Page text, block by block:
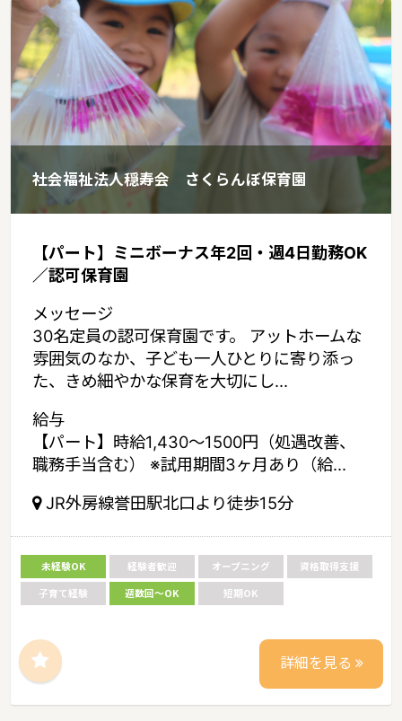
社会福祉法人穏寿会 さくらんぼ保育園
【パート】ミニボーナス年2回・週4日勤務OK
／認可保育園
メッセージ
30名定員の認可保育園です。 アットホームな
雰囲気のなか、子ども一人ひとりに寄り添っ
た、きめ細やかな保育を大切にし...
給与
【パート】時給1,430～1500円（処遇改善、
職務手当含む） ※試用期間3ヶ月あり（給...
JR外房線誉田駅北口より徒歩15分
未経験OK 経験者歓迎 オープニング 資格取得支援
子育て経験 週数回～OK 短期OK
詳細を見る